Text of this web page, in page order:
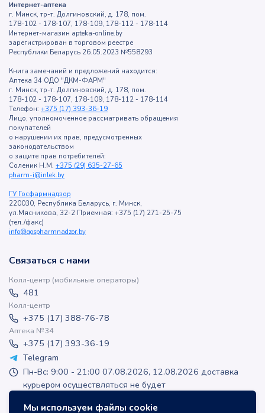
Мы используем файлы cookie
Интернет-аптека
г. Минск, тр-т. Долгиновский, д. 178, пом.
178-102 - 178-107, 178-109, 178-112 - 178-114
Интернет-магазин apteka-online.by
зарегистрирован в торговом реестре
Республики Беларусь 26.05.2023 №558293
Книга замечаний и предложений находится:
Аптека 34 ОДО "ДКМ-ФАРМ"
г. Минск, тр-т. Долгиновский, д. 178, пом.
178-102 - 178-107, 178-109, 178-112 - 178-114
Телефон: +375 (17) 393-36-19
Лицо, уполномоченное рассматривать обращения
покупателей
о нарушении их прав, предусмотренных
законодательством
о защите прав потребителей:
Соленик Н.М. +375 (29) 635-27-65
pharm-i@inlek.by
ГУ Госфармнадзор
220030, Республика Беларусь, г. Минск,
ул.Мясникова, 32-2 Приемная: +375 (17) 271-25-75
(тел./факс)
info@gospharmnadzor.by
Связаться с нами
Колл-центр (мобильные операторы)
481
Колл-центр
+375 (17) 388-76-78
Аптека №34
+375 (17) 393-36-19
Telegram
Пн-Вс: 9:00 - 21:00 07.08.2026, 12.08.2026 доставка
курьером осуществляться не будет